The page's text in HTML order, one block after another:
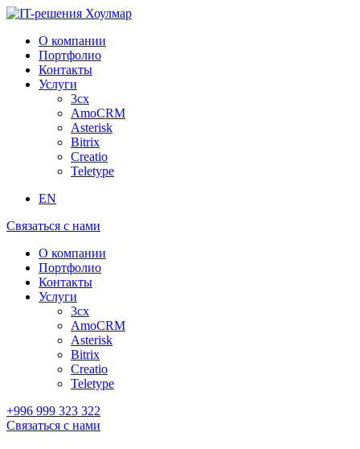
О компании
Портфолио
Контакты
Услуги
3cx
AmoCRM
Asterisk
Bitrix
Creatio
Teletype
EN
Связаться с нами
О компании
Портфолио
Контакты
Услуги
3cx
AmoCRM
Asterisk
Bitrix
Creatio
Teletype
+996 999 323 322
Связаться с нами